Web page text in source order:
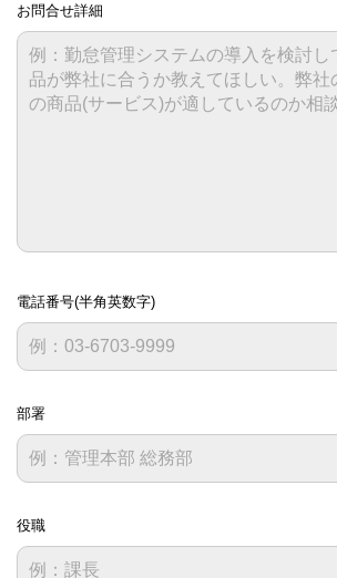
お問合せ詳細
電話番号(半角英数字)
部署
役職